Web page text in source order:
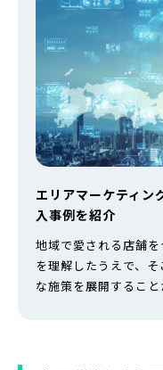
エリアマーケティン
入事例を紹介
地域で愛される店舗
を理解したうえで、
な施策を展開するこ